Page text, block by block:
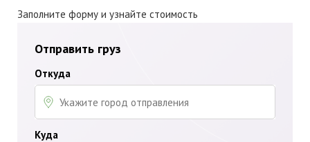
Заполните форму и узнайте стоимость
Отправить груз
Откуда
Куда